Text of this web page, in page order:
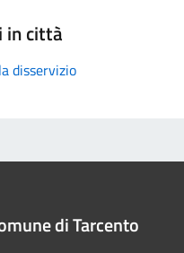
in città
disservizio
di Tarcento